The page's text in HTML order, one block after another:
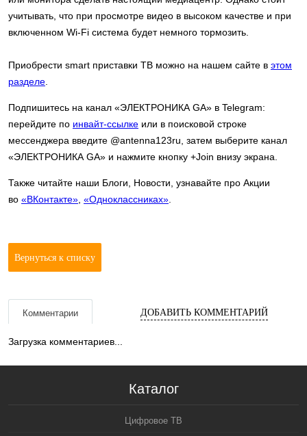
учитывать, что при просмотре видео в высоком качестве и при
включенном Wi-Fi система будет немного тормозить.
Приобрести smart приставки ТВ можно на нашем сайте в этом
разделе
Подпишитесь на канал «ЭЛЕКТРОНИКА GA» в Telegram:
перейдите по инвайт-ссылке или в поисковой строке
мессенджера введите @antenna123ru, затем выберите канал
«ЭЛЕКТРОНИКА GA» и нажмите кнопку +Join внизу экрана.
Также читайте наши Блоги, Новости, узнавайте про Акции
во «ВКонтакте» «Одноклассниках»
Вернуться к списку
Комментарии ДОБАВИТЬ КОММЕНТАРИЙ
Загрузка комментариев...
Каталог
Цифровое ТВ